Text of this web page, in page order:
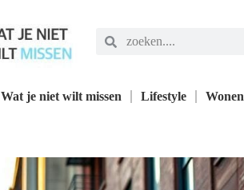
Wat je niet wilt missen Lifestyle Wonen